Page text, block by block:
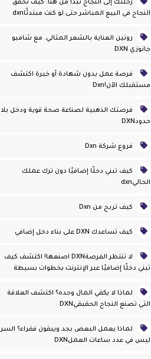
رحلتك إلى النجاح تبدأ من هنا: كيف تحقق
النجاح في البيع المباشر حتى لو كنت مبتدئًاdxn
روتين العناية بالشعر المثالي. مع شامبو
جانوزي DXN
فرصة عمل بدون شهادة أو خبرة اكتشف
مستقبلك الآن!dxn
فرصتك الذهبية لصناعة صحة قوية ودخل بلا
حدودDXN
فروع شركة Dxn
كيف تبني دخلًا إضافيًا دون ترك عملك
الحاليdxn
كيف تربح من Dxn
كيف تساعدك DXN على بناء دخل إضافي
لا تنتظر الفرصةDXN اصنعها! اكتشف كيف
تبني دخلًا إضافيًا عبر الإنترنت بخطوات بسيطة
لماذا لا يكفي المال وحده؟ اكتشف العلاقة
التي تصنع النجاح الحقيقيDXN
لماذا يعمل البعض بجد ويبقون فقراء؟ السر
ليس في عدد ساعات العملDXN